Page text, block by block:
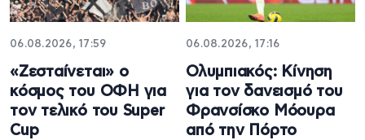
06.08.2026, 17:59
«Ζεσταίνεται» ο
κόσμος του ΟΦΗ για
τον τελικό του Super
Cup
06.08.2026, 17:16
Ολυμπιακός: Κίνηση
για τον δανεισμό του
Φρανσίσκο Μόουρα
από την Πόρτο